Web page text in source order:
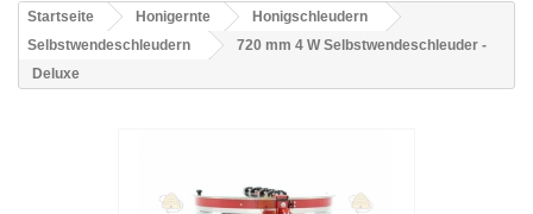
Startseite Honigernte
Honigschleudern
Selbstwendeschleudern
720 mm 4 W Selbstwendeschleuder -
Deluxe